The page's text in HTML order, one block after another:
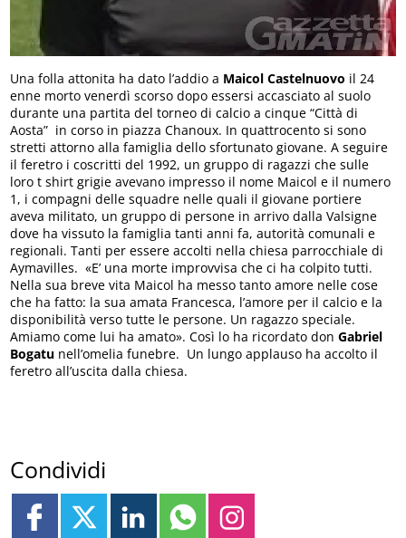
Una folla attonita ha dato l’addio a Maicol Castelnuovo il 24
enne morto venerdì scorso dopo essersi accasciato al suolo
durante una partita del torneo di calcio a cinque “Città di
Aosta” in corso in piazza Chanoux. In quattrocento si sono
stretti attorno alla famiglia dello sfortunato giovane. A seguire
il feretro i coscritti del 1992, un gruppo di ragazzi che sulle
loro t shirt grigie avevano impresso il nome Maicol e il numero
1, i compagni delle squadre nelle quali il giovane portiere
aveva militato, un gruppo di persone in arrivo dalla Valsigne
dove ha vissuto la famiglia tanti anni fa, autorità comunali e
regionali. Tanti per essere accolti nella chiesa parrocchiale di
Aymavilles. «E’ una morte improvvisa che ci ha colpito tutti.
Nella sua breve vita Maicol ha messo tanto amore nelle cose
che ha fatto: la sua amata Francesca, l’amore per il calcio e la
disponibilità verso tutte le persone. Un ragazzo speciale.
Amiamo come lui ha amato». Così lo ha ricordato donGabriel
Bogatu nell’omelia funebre. Un lungo applauso ha accolto il
feretro all’uscita dalla chiesa.
Condividi